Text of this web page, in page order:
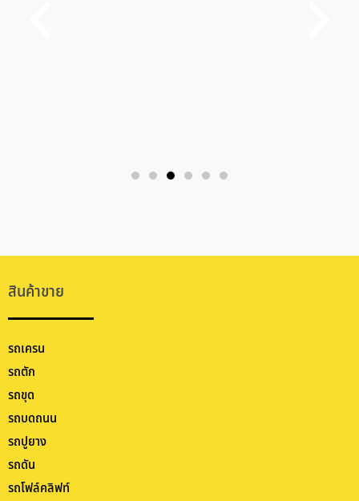
สินค้าขาย
รถเครน
รถตัก
รถขุด
รถบดถนน
รถปูยาง
รถดัน
รถโฟล์คลิฟท์